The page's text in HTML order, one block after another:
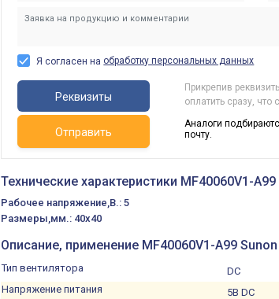
Я согласен на обработку персональных данных
Реквизиты
Прикрепив
оплатить сразу,
Отправить
Аналоги
почту.
Технические характеристики MF40060V1-A99
Рабочее напряжение,В.: 5
Размеры,мм.: 40x40
Описание, применение MF40060V1-A99 Sunon
Тип вентилятора
DC
Напряжение питания
5В DC